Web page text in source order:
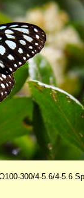
300/4-5.6/4-5.6